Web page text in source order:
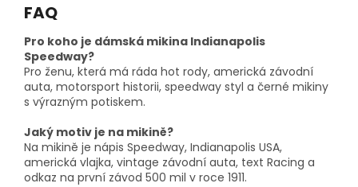
FAQ
Pro koho je dámská mikina Indianapolis
Speedway?
Pro ženu, která má ráda hot rody, americká závodní
auta, motorsport historii, speedway styl a černé mikiny
s výrazným potiskem.
Jaký motiv je na mikině?
Na mikině je nápis Speedway, Indianapolis USA,
americká vlajka, vintage závodní auta, text Racing a
odkaz na první závod 500 mil v roce 1911.